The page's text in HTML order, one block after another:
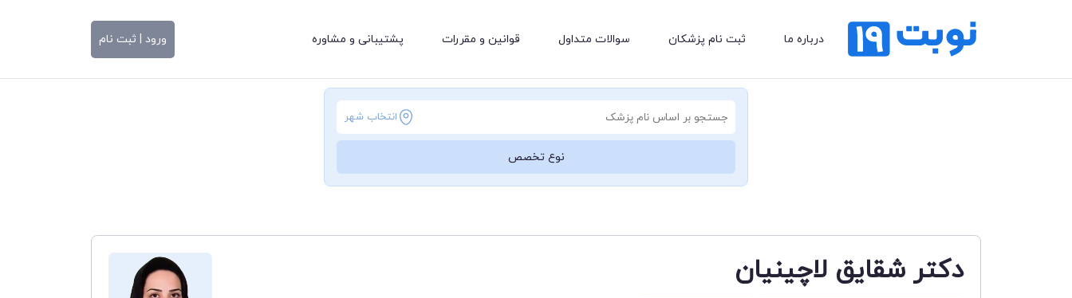
درباره ما ثبت نام پزشکان سوالات متداول قوانین و مقررات پشتیبانی و مشاوره ورود | ثبت نام
انتخاب شهر
نوع تخصص
دکتر شقایق لاچینیان